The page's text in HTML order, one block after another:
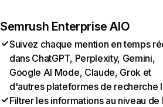
Semrush Enterprise AIO
Suivez chaque mention en temps
dans ChatGPT, Perplexity, Gemini,
Google AI Mode, Claude, Grok et
d'autres plateformes de recherche
Filtrer les informations au niveau de